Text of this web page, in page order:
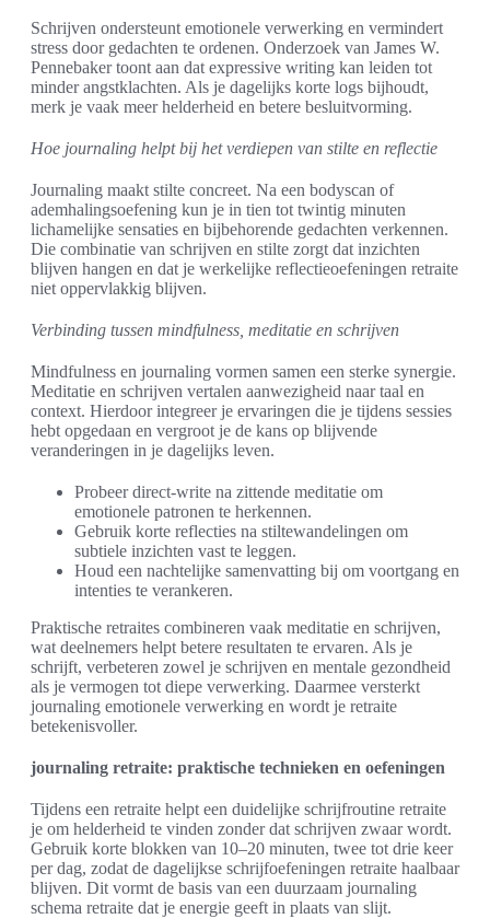
Schrijven ondersteunt emotionele verwerking en vermindert
stress door gedachten te ordenen. Onderzoek van James W.
Pennebaker toont aan dat expressive writing kan leiden tot
minder angstklachten. Als je dagelijks korte logs bijhoudt,
merk je vaak meer helderheid en betere besluitvorming.
Hoe journaling helpt bij het verdiepen van stilte en reflectie
Journaling maakt stilte concreet. Na een bodyscan of
ademhalingsoefening kun je in tien tot twintig minuten
lichamelijke sensaties en bijbehorende gedachten verkennen.
Die combinatie van schrijven en stilte zorgt dat inzichten
blijven hangen en dat je werkelijke reflectieoefeningen retraite
niet oppervlakkig blijven.
Verbinding tussen mindfulness, meditatie en schrijven
Mindfulness en journaling vormen samen een sterke synergie.
Meditatie en schrijven vertalen aanwezigheid naar taal en
context. Hierdoor integreer je ervaringen die je tijdens sessies
hebt opgedaan en vergroot je de kans op blijvende
veranderingen in je dagelijks leven.
Probeer direct-write na zittende meditatie om
emotionele patronen te herkennen.
Gebruik korte reflecties na stiltewandelingen om
subtiele inzichten vast te leggen.
Houd een nachtelijke samenvatting bij om voortgang en
intenties te verankeren.
Praktische retraites combineren vaak meditatie en schrijven,
wat deelnemers helpt betere resultaten te ervaren. Als je
schrijft, verbeteren zowel je schrijven en mentale gezondheid
als je vermogen tot diepe verwerking. Daarmee versterkt
journaling emotionele verwerking en wordt je retraite
betekenisvoller.
journaling retraite: praktische technieken en oefeningen
Tijdens een retraite helpt een duidelijke schrijfroutine retraite
je om helderheid te vinden zonder dat schrijven zwaar wordt.
Gebruik korte blokken van 10–20 minuten, twee tot drie keer
per dag, zodat de dagelijkse schrijfoefeningen retraite haalbaar
blijven. Dit vormt de basis van een duurzaam journaling
schema retraite dat je energie geeft in plaats van slijt.